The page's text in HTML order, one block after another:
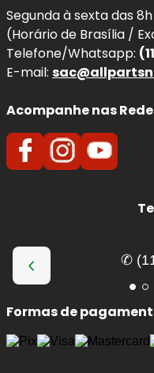
Segunda à sexta das 8h
(Horário de Brasília /
Telefone/Whatsapp:
E-mail:
Acompanhe nas
✆
Formas de